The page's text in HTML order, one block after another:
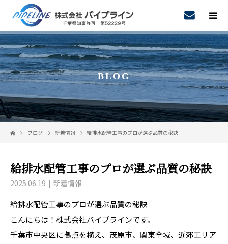
BLOG
ブログ 新着情報 給排水配管工事のプロが選ぶ品質の秘訣
給排水配管工事のプロが選ぶ品質の秘訣
2025.06.19 新着情報
給排水配管工事のプロが選ぶ品質の秘訣
こんにちは！株式会社パイプラインです。
千葉市中央区に拠点を構え、茂原市、関東全域、近郊エリア